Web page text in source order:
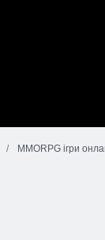
MMORPG ігри